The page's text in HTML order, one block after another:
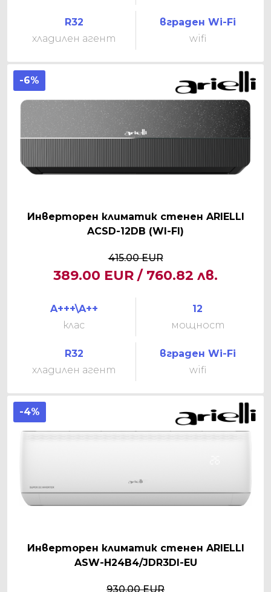
R32
хладилен агент
вграден Wi-Fi
wifi
-6%
Инверторен климатик стенен ARIELLI
ACSD-12DB (WI-FI)
415.00 EUR
389.00 EUR / 760.82 лв.
A+++\A++
клас
12
мощност
R32
хладилен агент
вграден Wi-Fi
wifi
-4%
Инверторен климатик стенен ARIELLI
ASW-H24B4/JDR3DI-EU
930.00 EUR